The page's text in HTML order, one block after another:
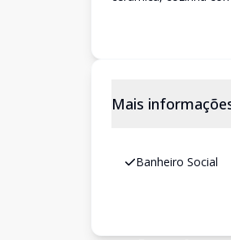
Mais
Banheiro Social